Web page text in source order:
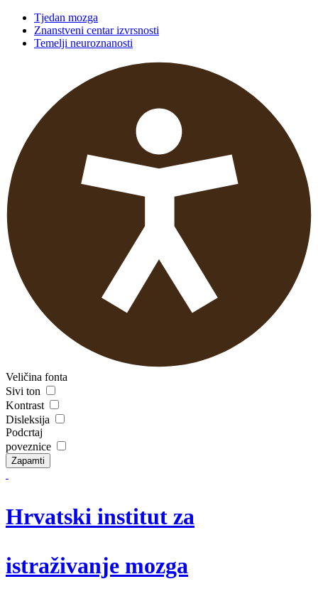
Tjedan mozga
Znanstveni centar izvrsnosti
Temelji neuroznanosti
Veličina fonta
Sivi ton
Kontrast
Disleksija
Podcrtaj
poveznice
Zapamti
Hrvatski institut za
istraživanje mozga